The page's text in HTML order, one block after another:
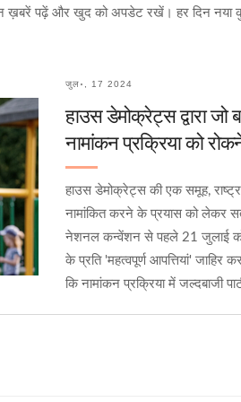
ख़बरें पढ़ें और खुद को अपडेट रखें। हर दिन
जुल॰, 17 2024
हाउस डेमोक्रेट्स द्वारा
नामांकन प्रक्रिया को
हाउस डेमोक्रेट्स की एक समूह,
नामांकित करने के प्रयास को लेकर
नेशनल कन्वेंशन से पहले 21 जुलाई को
के प्रति 'महत्वपूर्ण आपत्तियां' जाहिर
कि नामांकन प्रक्रिया में जल्दबाजी